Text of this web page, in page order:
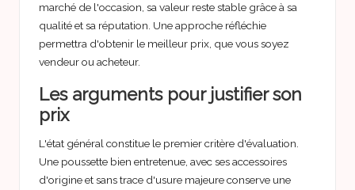
marché de l'occasion, sa valeur reste stable grâce à sa
qualité et sa réputation. Une approche réfléchie
permettra d'obtenir le meilleur prix, que vous soyez
vendeur ou acheteur.
Les arguments pour justifier son
prix
L'état général constitue le premier critère d'évaluation.
Une poussette bien entretenue, avec ses accessoires
d'origine et sans trace d'usure majeure conserve une